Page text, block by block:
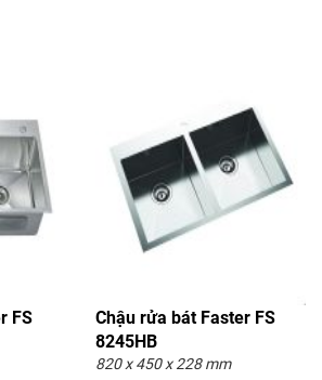
FS
Chậu rửa bát Faster FS
8245HB
820 x 450 x 228 mm